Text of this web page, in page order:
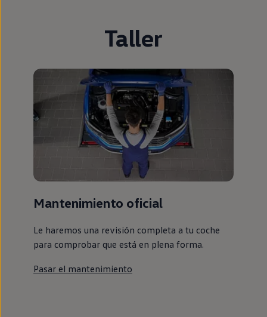
Taller
Mantenimiento oficial
Le haremos una revisión completa a tu coche
para comprobar que está en plena forma.
Pasar el mantenimiento